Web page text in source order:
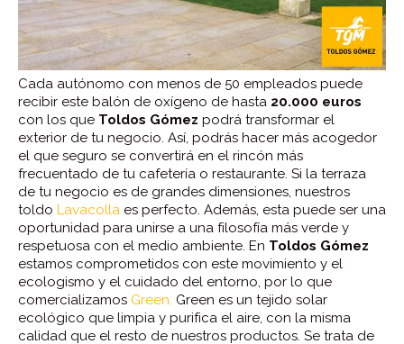
Cada autónomo con menos de 50 empleados puede
recibir este balón de oxígeno de hasta 20.000 euros
con los que Toldos Gómez podrá transformar el
exterior de tu negocio. Así, podrás hacer más acogedor
el que seguro se convertirá en el rincón más
frecuentado de tu cafetería o restaurante. Si la terraza
de tu negocio es de grandes dimensiones, nuestros
toldo Lavacolla es perfecto. Además, esta puede ser una
oportunidad para unirse a una filosofía más verde y
respetuosa con el medio ambiente. En Toldos Gómez
estamos comprometidos con este movimiento y el
ecologismo y el cuidado del entorno, por lo que
comercializamos Green. Green es un tejido solar
ecológico que limpia y purifica el aire, con la misma
calidad que el resto de nuestros productos. Se trata de